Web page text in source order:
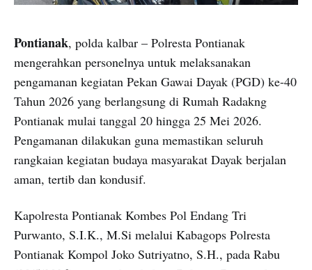
Pontianak, polda kalbar – Polresta Pontianak
mengerahkan personelnya untuk melaksanakan
pengamanan kegiatan Pekan Gawai Dayak (PGD) ke-40
Tahun 2026 yang berlangsung di Rumah Radakng
Pontianak mulai tanggal 20 hingga 25 Mei 2026.
Pengamanan dilakukan guna memastikan seluruh
rangkaian kegiatan budaya masyarakat Dayak berjalan
aman, tertib dan kondusif.
Kapolresta Pontianak Kombes Pol Endang Tri
Purwanto, S.I.K., M.Si melalui Kabagops Polresta
Pontianak Kompol Joko Sutriyatno, S.H., pada Rabu